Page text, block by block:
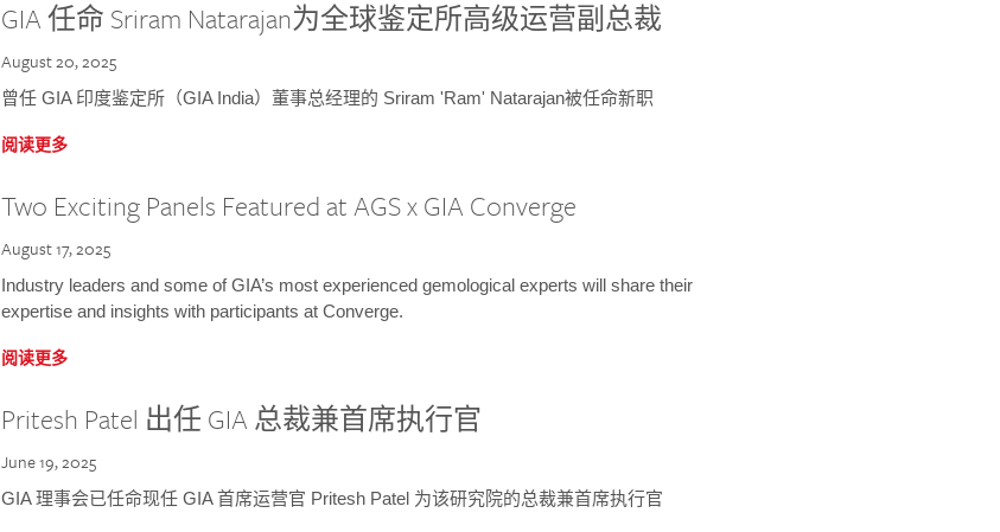
GIA 任命 Sriram Natarajan为全球鉴定所高级运营副总裁
August 20, 2025
曾任 GIA 印度鉴定所（GIA India）董事总经理的 Sriram 'Ram' Natarajan被任命新职
阅读更多
Two Exciting Panels Featured at AGS x GIA Converge
August 17, 2025
Industry leaders and some of GIA’s most experienced gemological experts will share their
expertise and insights with participants at Converge.
阅读更多
Pritesh Patel 出任 GIA 总裁兼首席执行官
June 19, 2025
GIA 理事会已任命现任 GIA 首席运营官 Pritesh Patel 为该研究院的总裁兼首席执行官